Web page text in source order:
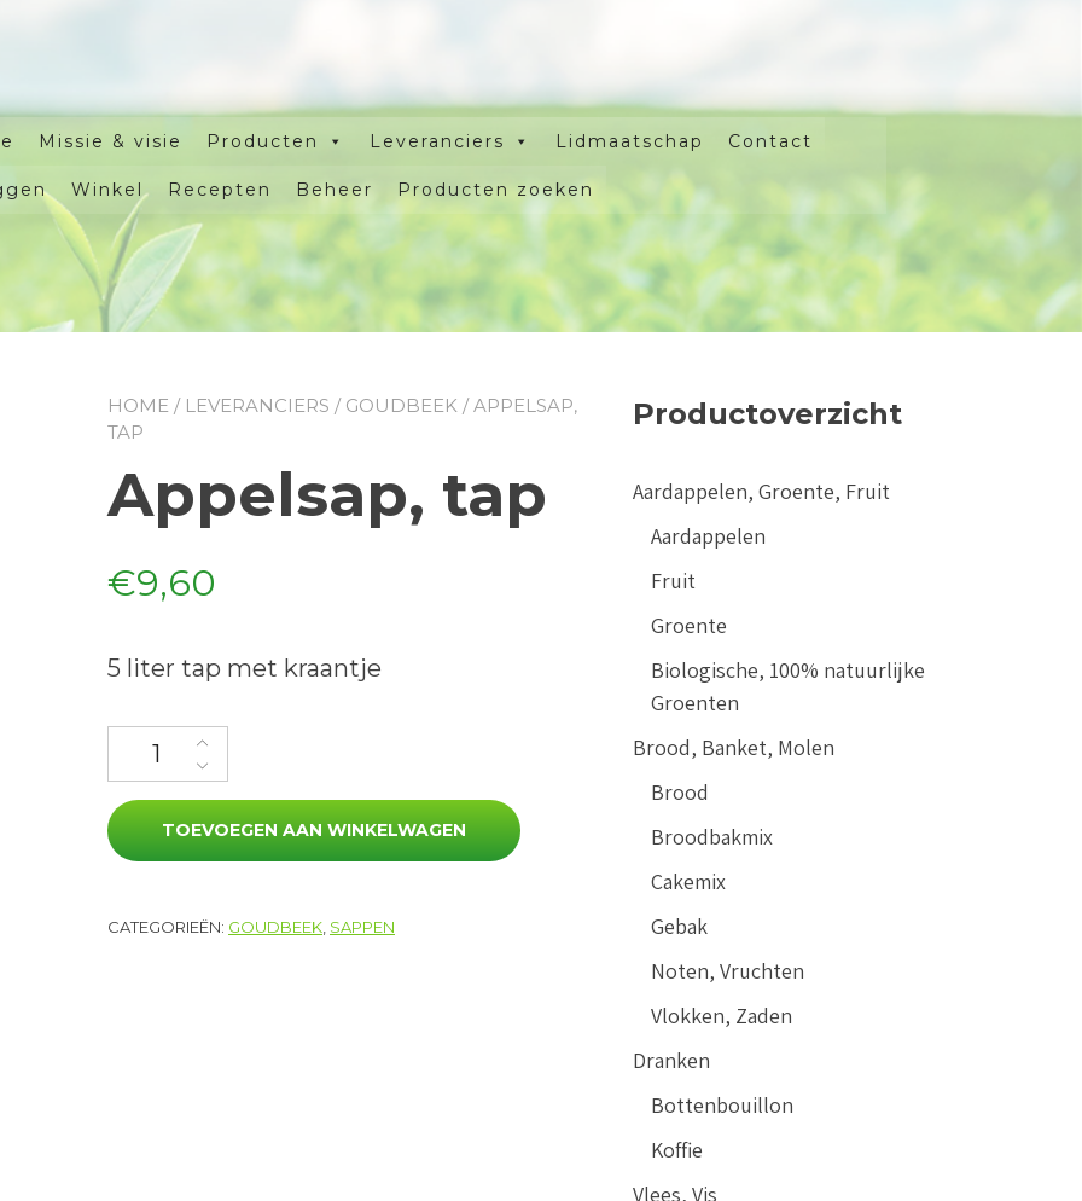
Missie & visie Producten Leveranciers Lidmaatschap Contact
Winkel Recepten Beheer Producten zoeken
HOME / LEVERANCIERS / GOUDBEEK / APPELSAP,
TAP
Appelsap, tap
€9,60
5 liter tap met kraantje
Appelsap, tap aantal
TOEVOEGEN AAN WINKELWAGEN
CATEGORIEËN: GOUDBEEK SAPPEN
Productoverzicht
Aardappelen, Groente, Fruit
Aardappelen
Fruit
Groente
Biologische, 100% natuurlijke
Groenten
Brood, Banket, Molen
Brood
Broodbakmix
Cakemix
Gebak
Noten, Vruchten
Vlokken, Zaden
Dranken
Bottenbouillon
Koffie
Vlees, Vis